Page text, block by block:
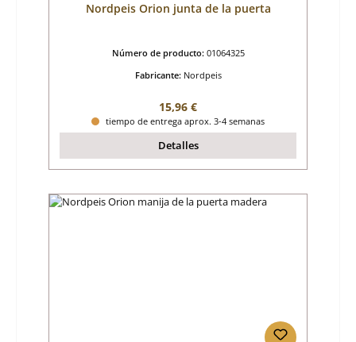
Nordpeis Orion junta de la puerta
Número de producto: 01064325
Fabricante: Nordpeis
Precio normal:
15,96 €
tiempo de entrega aprox. 3-4 semanas
Detalles